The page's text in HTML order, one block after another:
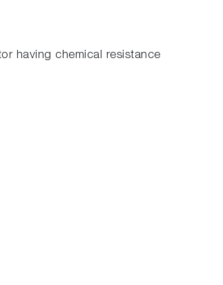
having chemical resistance